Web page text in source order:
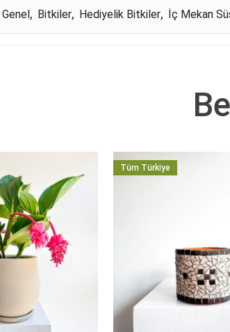
Genel, Bitkiler, Hediyelik Bitkiler, İç Mekan
Tüm Türkiye